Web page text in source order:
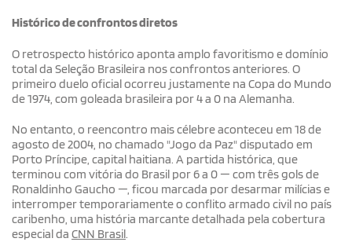
Histórico de confrontos diretos
O retrospecto histórico aponta amplo favoritismo e domínio
total da Seleção Brasileira nos confrontos anteriores. O
primeiro duelo oficial ocorreu justamente na Copa do Mundo
de 1974, com goleada brasileira por 4 a 0 na Alemanha.
No entanto, o reencontro mais célebre aconteceu em 18 de
agosto de 2004, no chamado "Jogo da Paz" disputado em
Porto Príncipe, capital haitiana. A partida histórica, que
terminou com vitória do Brasil por 6 a 0 — com três gols de
Ronaldinho Gaucho —, ficou marcada por desarmar milícias e
interromper temporariamente o conflito armado civil no país
caribenho, uma história marcante detalhada pela cobertura
especial da CNN Brasil.